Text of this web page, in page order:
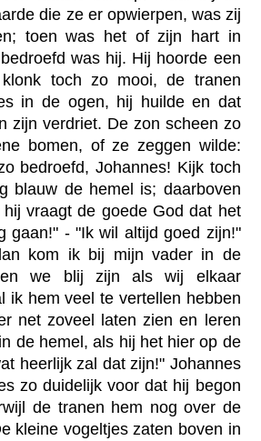
die ze er opwierpen, was zij
toen was het of zijn hart in
was hij. Hij hoorde een
toch zo mooi, de tranen
in de ogen, hij huilde en dat
zijn verdriet. De zon scheen zo
bomen, of ze zeggen wilde:
bedroefd, Johannes! Kijk toch
blauw de hemel is; daarboven
vraagt de goede God dat het
gaan!" - "Ik wil altijd goed zijn!"
kom ik bij mijn vader in de
we blij zijn als wij elkaar
ik hem veel te vertellen hebben
net zoveel laten zien en leren
de hemel, als hij het hier op de
heerlijk zal dat zijn!" Johannes
zo duidelijk voor dat hij begon
de tranen hem nog over de
kleine vogeltjes zaten boven in